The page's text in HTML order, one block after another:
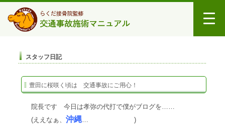
スタッフ日記
豊田に桜咲く頃は 交通事故にご用心！
院長です 今日は孝弥の代打で僕がブログを……
(ええなぁ、 沖縄…
)